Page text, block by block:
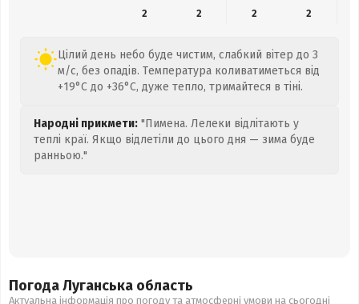
2
2 2 2
Цілий день небо буде чистим, слабкий вітер до 3
м/с, без опадів. Температура коливатиметься від
+19°C до +36°C, дуже тепло, тримайтеся в тіні.
Народні прикмети: "Пимена. Лелеки відлітають у
теплі краї. Якщо відлетіли до цього дня — зима буде
ранньою."
Погода Луганська область
Актуальна інформація про погоду та атмосферні умови на сьогодні